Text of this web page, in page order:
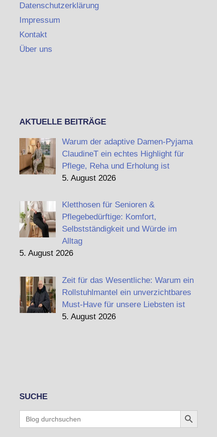
Datenschutzerklärung
Impressum
Kontakt
Über uns
AKTUELLE BEITRÄGE
Warum der adaptive Damen-Pyjama
ClaudineT ein echtes Highlight für
Pflege, Reha und Erholung ist
5. August 2026
Kletthosen für Senioren &
Pflegebedürftige: Komfort,
Selbstständigkeit und Würde im
Alltag
5. August 2026
Zeit für das Wesentliche: Warum ein
Rollstuhlmantel ein unverzichtbares
Must-Have für unsere Liebsten ist
5. August 2026
SUCHE
for:
Search Button